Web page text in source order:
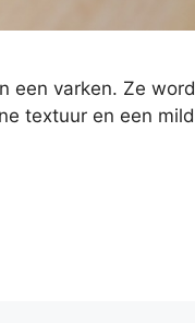
een varken. Ze
textuur en een